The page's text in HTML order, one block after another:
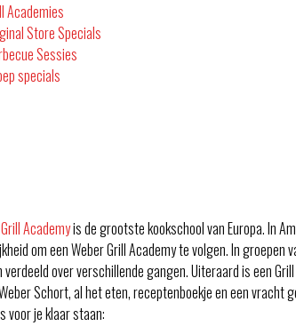
Academies
Store Specials
Sessies
specials
Academyis de grootste kookschool van Europa. In
om een Weber Grill Academy te volgen. In groepen
over verschillende gangen. Uiteraard is een
Schort, al het eten, receptenboekje en een vracht
voor je klaar staan: